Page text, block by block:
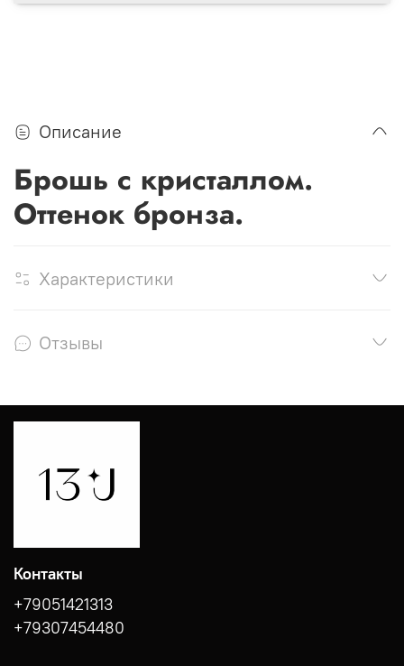
Описание
Брошь с кристаллом.
Оттенок бронза.
Характеристики
Отзывы
Контакты
+79051421313
+79307454480